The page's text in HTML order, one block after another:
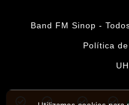
Band FM Sinop -
Política